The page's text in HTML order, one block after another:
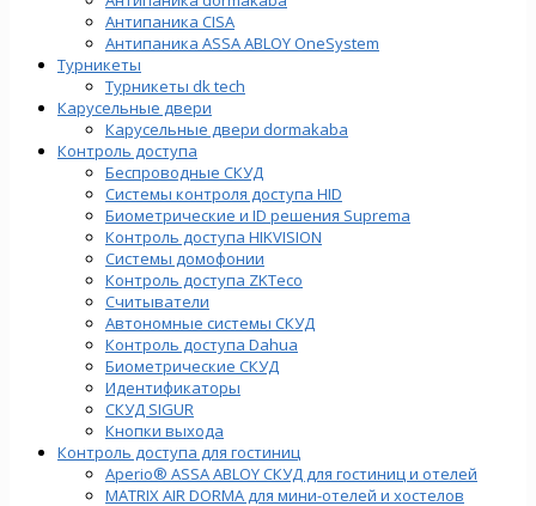
Антипаника СISA
Антипаника ASSA ABLOY OneSystem
Турникеты
Турникеты dk tech
Карусельные двери
Карусельные двери dormakaba
Контроль доступа
Беспроводные СКУД
Системы контроля доступа HID
Биометрические и ID решения Suprema
Контроль доступа HIKVISION
Системы домофонии
Контроль доступа ZKTeco
Считыватели
Автономные системы СКУД
Контроль доступа Dahua
Биометрические СКУД
Идентификаторы
СКУД SIGUR
Кнопки выхода
Контроль доступа для гостиниц
Aperio® ASSA ABLOY СКУД для гостиниц и отелей
MATRIX AIR DORMA для мини-отелей и хостелов